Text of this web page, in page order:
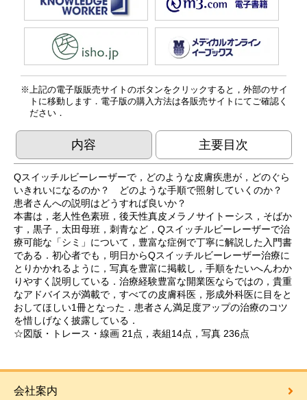
上記の電子版販売サイトのボタンをクリックすると，外部のサイ
トに移動します．電子版の購入方法は各販売サイトにてご確認く
ださい．
内容 主要目次
Qスイッチルビーレーザーで，どのような皮膚疾患が，どのぐら
いきれいになるのか？ どのような手順で照射していくのか？
患者さんへの説明はどうすれば良いか？
本書は，老人性色素班，後天性真皮メラノサイトーシス，そばか
す，黒子，太田母班，刺青など，Qスイッチルビーレーザーで治
療可能な「シミ」について，豊富な症例で丁寧に解説した入門書
である．初心者でも，明日からQスイッチルビーレーザー治療に
とりかかれるように，写真を豊富に掲載し，手順をたいへんわか
りやすく説明している．治療経験豊富な開業医ならではの，貴重
なアドバイスが満載で，すべての皮膚科医，形成外科医に目をと
おしてほしい1冊となった．患者さん満足度アップの治療のコツ
を惜しげなく披露している．
☆図版・トレース・線画 21点，表組14点，写真 236点
会社案内